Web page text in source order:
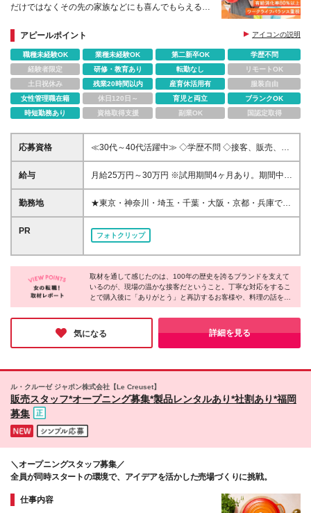
だけではなくその先の家族などにも喜んでもらえる充
アピールポイント
アイコンの説明
職種未経験OK 業種未経験OK 第二新卒OK
学歴不問
経験者限定
研修・教育あり 転勤なし
リモートOK
土日祝休み
残業20時間以内 産育休活用有
服装自由
女性管理職在籍
休日120日～ 育児と両立
ブランクOK
時短勤務あり
資格取得支援 副業OK 国認定取得
応募資格
≪30代～40代活躍中≫ ◇学歴不問 ◇接客、販売、営
業などお客様対応の経験をお持ちの方 ＊人柄を重視
して採用を行っています！ぜひお気軽にご応募くださ
興味がある方 ◇経験を活かし丁寧な接客に挑戦した
い方 ◇分からないことも聞きやすい温かい環境で働
い方
給与
月給25万円～30万円 ※試用期間4ヶ月あり。期間中の
給与・待遇の差異はありません。 ※月給額は、あなた
の年齢、経験、能力を考慮の上、優遇いたします。待
経験の浅い方も歓迎いたします！ ※残業代は実労働時
勤務地
★東京・神奈川・埼玉・千葉・大阪・京都・兵庫で採
用強化中！★ ＊勤務地は希望を考慮して決定いたし
ます 【東京】 ◇二子玉川ライズ店 ◇北千住マルイ店
◇南町田グランベリーパークアウトレット店 ◇池袋
東武店 ◇新宿伊勢丹店 ◇松屋銀座店 ◇日本橋三越店
【神奈川】 ◇テラスモール湘南店 ◇ラゾーナ川崎店
◇そごう横浜店 ◇三井アウトレットパーク 横浜ベイ
サイド店 【埼玉】 ◇そごう大宮店 ◇レイクタウン ア
ウトレット店 ◇三井アウトレットパーク入間店 【千
レットパーク 木更津店 ◇酒々井プレミアム・アウト
レット店 【栃木】 ◇佐野プレミアム・アウトレット
店 ◇心斎橋大丸店 【京都】 ◇京都大丸店 ◇京都伊勢
丹店 ◇京都高島屋S.C.店 【兵庫】 ◇神戸三田プレミ
地
PR
フォトクリップ
取材を通して感じたのは、100年の歴史を誇るブランドを支えて
いるのが、現場の温かな接客だということ。丁寧な対応をするこ
とで購入後に「ありがとう」と再訪するお客様や、料理の話を共
有しに来る方がいるなど、関係が続いていく接客が根付いていま
す。働いていくうちにブランドのファンになるスタッフも多く、
だからこそ心の通う提案ができるのだと実感しました！
気になる 詳細を見る
ル・クルーゼ ジャポン株式会社【Le Creuset】
販売スタッフ*オープニング募集*製品レンタルあり*社割あり*福岡
募集
＼オープニングスタッフ募集／
全員が同時スタートの環境で、アイデアを活かした売場づくりに挑戦。
仕事内容